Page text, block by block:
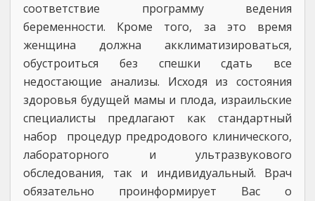
соответствие программу ведения
беременности. Кроме того, за это время
женщина должна акклиматизироваться,
обустроиться без спешки сдать все
недостающие анализы. Исходя из состояния
здоровья будущей мамы и плода, израильские
специалисты предлагают как стандартный
набор процедур предродового клинического,
лабораторного и ультразвукового
обследования, так и индивидуальный. Врач
обязательно проинформирует Вас о